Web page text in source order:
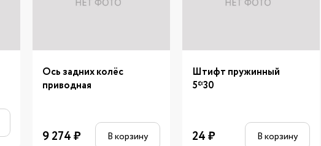
Ось задних колёс
приводная
9 274₽ В корзину
Штифт пружинный
5*30
24₽ В корзину